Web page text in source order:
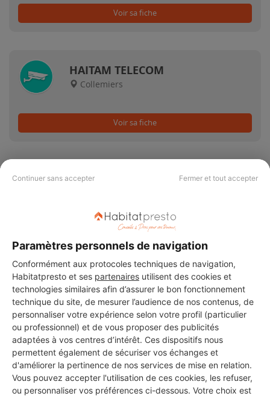
Continuer sans accepter Fermer et tout accepter
Paramètres personnels de navigation
Conformément aux protocoles techniques de navigation,
Habitatpresto et ses partenaires utilisent des cookies et
technologies similaires afin d’assurer le bon fonctionnement
technique du site, de mesurer l’audience de nos contenus, de
personnaliser votre expérience selon votre profil (particulier
ou professionnel) et de vous proposer des publicités
adaptées à vos centres d’intérêt. Ces dispositifs nous
permettent également de sécuriser vos échanges et
d'améliorer la pertinence de nos services de mise en relation.
Vous pouvez accepter l'utilisation de ces cookies, les refuser,
ou personnaliser vos préférences ci-dessous. Votre choix est
Voir sa fiche
HAITAM TELECOM
Collemiers
Voir sa fiche
PAS LE TEMPS DE
CHERCHER ?
Vous souhaitez réaliser des travaux et ne savez quel professionnel
choisir ? Demandez des devis travauxauprès de notre réseau de 5 000
professionnels partout en France.
DEMANDER UN DEVIS